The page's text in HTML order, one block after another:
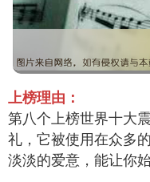
上榜理由：
第八个上榜世界十大
礼，它被使用在众多
淡淡的爱意，能让你